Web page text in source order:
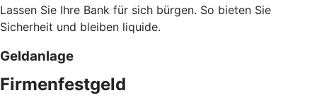
Lassen Sie Ihre Bank für sich bürgen. So bieten Sie
Sicherheit und bleiben liquide.
Geldanlage
Firmenfestgeld